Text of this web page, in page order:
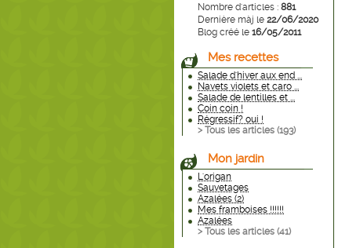
Nombre d'articles : 881
Dernière màj le 22/06/2020
Blog créé le 16/05/2011
Mes recettes
Salade d'hiver aux end ...
Navets violets et caro ...
Salade de lentilles et ...
Coin coin !
Régressif? oui !
> Tous les articles (193)
Mon jardin
L'origan
Sauvetages
Azalées (2)
Mes framboises !!!!!!
Azalées
> Tous les articles (41)